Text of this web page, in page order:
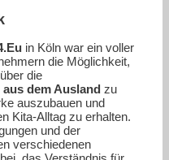
in Köln war ein voller
die Möglichkeit,
die
dem Ausland zu
auszubauen und
Kita-Alltag zu erhalten.
und der
verschiedenen